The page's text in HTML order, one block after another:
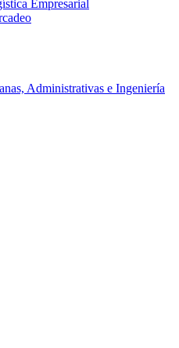
Empresarial
Administrativas e Ingeniería